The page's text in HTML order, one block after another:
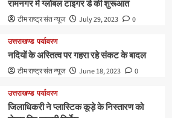
रामनगर में ग्लोबल टाइगर डे की शुरूआत
टीम राष्ट्र संत न्यूज July 29, 2023 0
उत्तराखण्ड पर्यावरण
नदियों के अस्तित्व पर गहरा रहे संकट के बादल
टीम राष्ट्र संत न्यूज June 18, 2023 0
उत्तराखण्ड पर्यावरण
जिलाधिकरी ने प्लास्टिक कूड़े के निस्तारण को